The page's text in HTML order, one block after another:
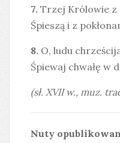
7. Trzej Królowie z
Śpieszą i z
8. O, ludu
Śpiewaj chwałę w
(sł. XVII w., muz.
Nuty